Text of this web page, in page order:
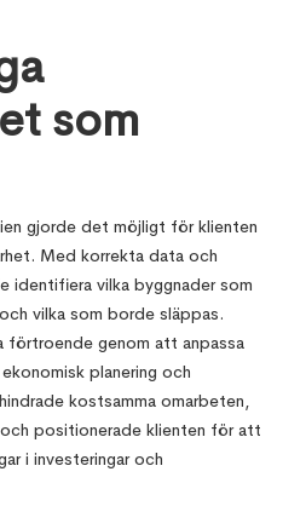
som
gjorde det möjligt för klienten
Med korrekta data och
identifiera vilka byggnader som
vilka som borde släppas.
förtroende genom att anpassa
planering och
kostsamma omarbeten,
positionerade klienten för att
i investeringar och